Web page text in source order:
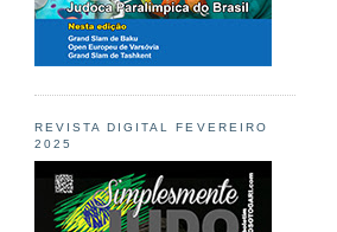
REVISTA DIGITAL FEVEREIRO
2025